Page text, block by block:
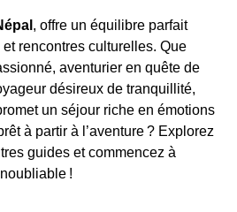
, offre un équilibre parfait
rencontres culturelles. Que
aventurier en quête de
désireux de tranquillité,
un séjour riche en émotions
à partir à l’aventure ? Explorez
guides et commencez à
!